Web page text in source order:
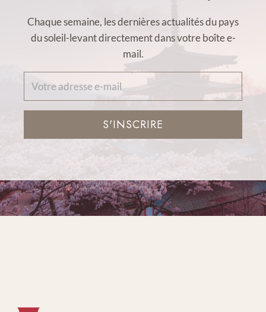
Chaque semaine, les dernières actualités du pays
du soleil-levant directement dans votre boîte e-
mail.
S'INSCRIRE